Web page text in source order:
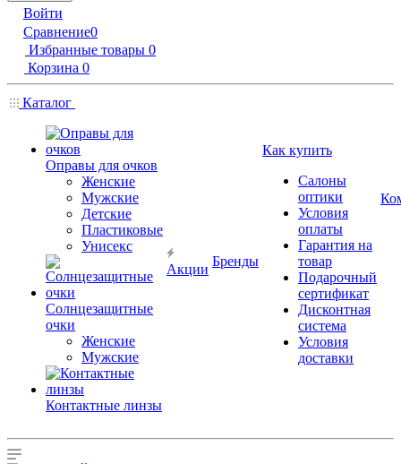
Войти
Сравнение0
Избранные товары 0
Корзина 0
Каталог
Оправы для очков
Женские
Мужские
Детские
Пластиковые
Унисекс
Солнцезащитные
очки
Женские
Мужские
Контактные линзы
Акции
Бренды
Как купить
Салоны
оптики
Условия
оплаты
Гарантия на
товар
Подарочный
сертификат
Дисконтная
система
Условия
доставки